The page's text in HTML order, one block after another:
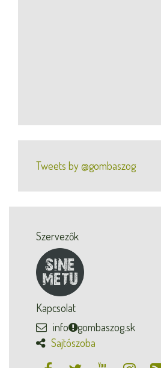
Tweets by @gombaszog
Szervezők
Kapcsolat
info
gombaszog.sk
Sajtószoba